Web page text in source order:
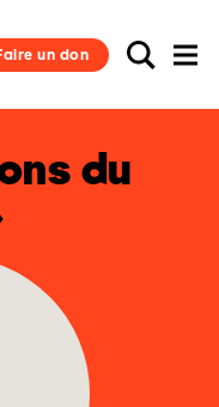
un don
du